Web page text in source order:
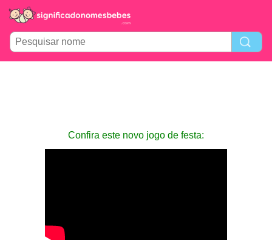
Confira este novo jogo de festa: